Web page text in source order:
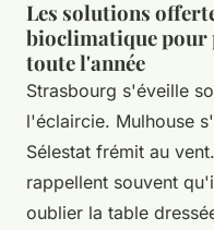
Les solutions
bioclimatique
toute l'année
Strasbourg s'éveille
l'éclaircie. Mulhouse
Sélestat frémit au
rappellent souvent
oublier la table